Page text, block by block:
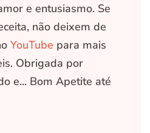
e entusiasmo. Se
não deixem de
YouTube para mais
Obrigada por
e... Bom Apetite até